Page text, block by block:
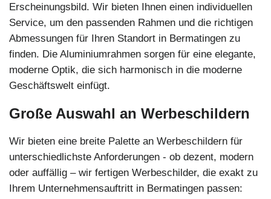
Erscheinungsbild. Wir bieten Ihnen einen individuellen
Service, um den passenden Rahmen und die richtigen
Abmessungen für Ihren Standort in Bermatingen zu
finden. Die Aluminiumrahmen sorgen für eine elegante,
moderne Optik, die sich harmonisch in die moderne
Geschäftswelt einfügt.
Große Auswahl an Werbeschildern
Wir bieten eine breite Palette an Werbeschildern für
unterschiedlichste Anforderungen - ob dezent, modern
oder auffällig – wir fertigen Werbeschilder, die exakt zu
Ihrem Unternehmensauftritt in Bermatingen passen: